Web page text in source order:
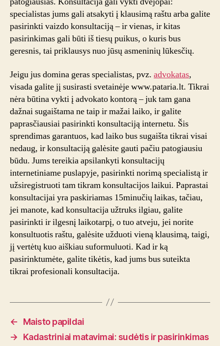
specialistas jums gali atsakyti į klausimą raštu arba galite
pasirinkti vaizdo konsultaciją – ir vienas, ir kitas
pasirinkimas gali būti iš tiesų puikus, o kuris bus
geresnis, tai priklausys nuo jūsų asmeninių lūkesčių.
Jeigu jus domina geras specialistas, pvz. advokatas,
visada galite jį susirasti svetainėje www.pataria.lt. Tikrai
nėra būtina vykti į advokato kontorą – juk tam gana
dažnai sugaištama ne taip ir mažai laiko, ir galite
paprasčiausiai pasirinkti konsultaciją internetu. Šis
sprendimas garantuos, kad laiko bus sugaišta tikrai visai
nedaug, ir konsultaciją galėsite gauti pačiu patogiausiu
būdu. Jums tereikia apsilankyti konsultacijų
internetiniame puslapyje, pasirinkti norimą specialistą ir
užsiregistruoti tam tikram konsultacijos laikui. Paprastai
konsultacijai yra paskiriamas 15minučių laikas, tačiau,
jei manote, kad konsultacija užtruks ilgiau, galite
pasirinkti ir ilgesnį laikotarpį, o tuo atveju, jei norite
konsultuotis raštu, galėsite užduoti vieną klausimą, taigi,
jį vertėtų kuo aiškiau suformuluoti. Kad ir ką
pasirinktumėte, galite tikėtis, kad jums bus suteikta
tikrai profesionali konsultacija.
←
Maisto papildai
→
Kadastriniai matavimai: sudėtis ir pasirinkimas